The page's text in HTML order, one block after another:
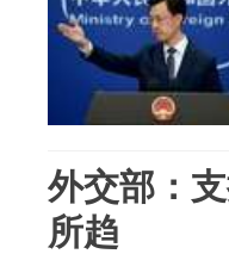
外交部：
所趋